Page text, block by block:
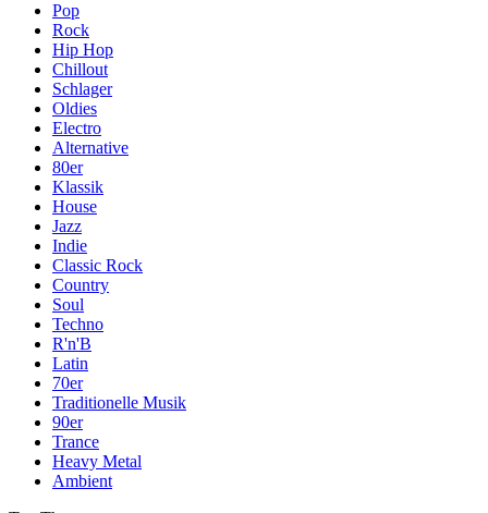
Pop
Rock
Hip Hop
Chillout
Schlager
Oldies
Electro
Alternative
80er
Klassik
House
Jazz
Indie
Classic Rock
Country
Soul
Techno
R'n'B
Latin
70er
Traditionelle Musik
90er
Trance
Heavy Metal
Ambient